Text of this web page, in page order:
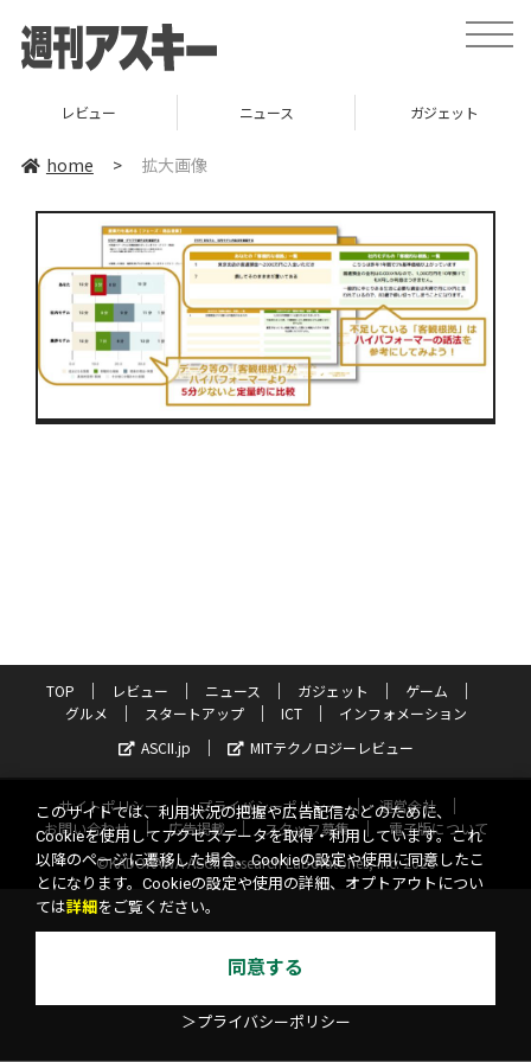
toggle
レビュー ニュース ガジェット
home > 拡大画像
TOP レビュー ニュース ガジェット
ゲーム
グルメ
スタートアップ ICT
インフォメーション
ASCII.jp
MITテクノロジーレビュー
サイトポリシー プライバシーポリシー
運営会社
お問い合わせ
広告掲載 スタッフ募集
電子版について
©KADOKAWA ASCII Research Laboratories, Inc. 2026
このサイトでは、利用状況の把握や広告配信などのために、
Cookieを使用してアクセスデータを取得・利用しています。これ
以降のページに遷移した場合、Cookieの設定や使用に同意したこ
とになります。Cookieの設定や使用の詳細、オプトアウトについ
ては詳細 をご覧ください。
同意する
＞プライバシーポリシー